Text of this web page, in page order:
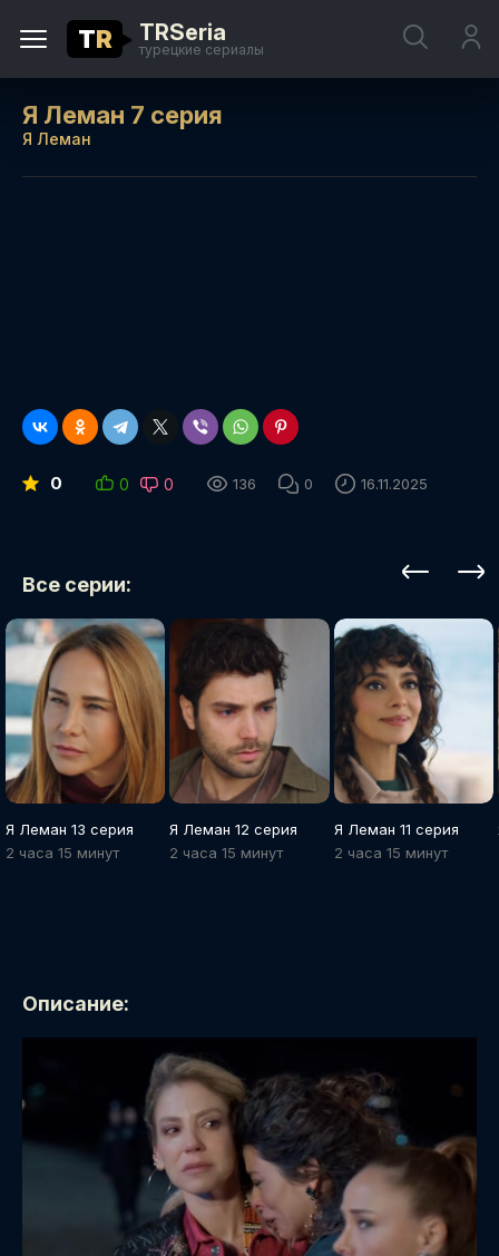
TR TRSeria
турецкие сериалы
Я Леман 7 серия
Я Леман
0 0 0 136 0 16.11.2025
Все серии:
Я Леман 13 серия
2 часа 15 минут
Я Леман 12 серия
2 часа 15 минут
Я Леман 11 серия
2 часа 15 минут
Описание: